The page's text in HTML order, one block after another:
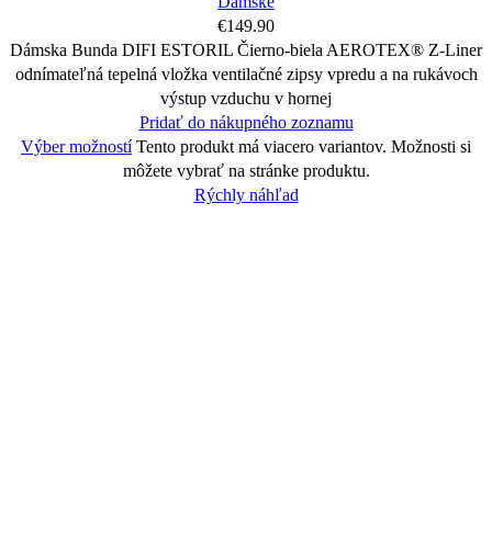
€149.90
Dámska Bunda DIFI ESTORIL Čierno-biela AEROTEX® Z-Liner
odnímateľná tepelná vložka ventilačné zipsy vpredu a na rukávoch
výstup vzduchu v hornej
Pridať do nákupného zoznamu
Výber možností Tento produkt má viacero variantov. Možnosti si
môžete vybrať na stránke produktu.
Rýchly náhľad